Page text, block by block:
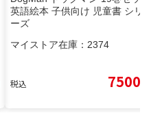
英語絵本 子供向け 児童書 シリ
ーズ
マイストア在庫： 2374
税込 7500